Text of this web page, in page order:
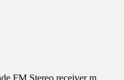
FM Stereo receiver m.